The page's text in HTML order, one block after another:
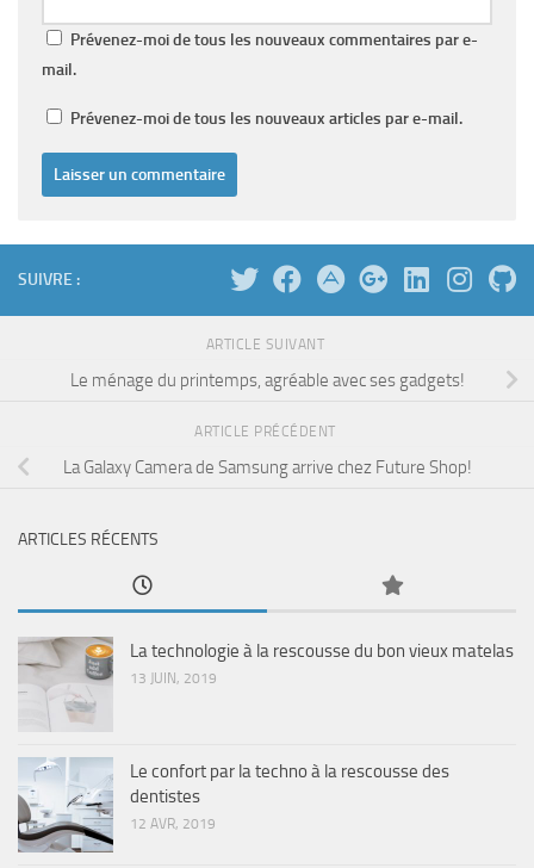
Prévenez-moi de tous les nouveaux commentaires par e-
mail.
Prévenez-moi de tous les nouveaux articles par e-mail.
SUIVRE :
ARTICLE SUIVANT
Le ménage du printemps, agréable avec ses gadgets!
ARTICLE PRÉCÉDENT
La Galaxy Camera de Samsung arrive chez Future Shop!
ARTICLES RÉCENTS
La technologie à la rescousse du bon vieux matelas
13 JUIN, 2019
Le confort par la techno à la rescousse des
dentistes
12 AVR, 2019